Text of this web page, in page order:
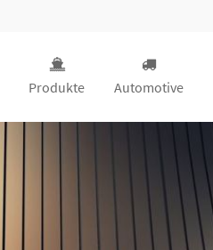
Produkte Automotive